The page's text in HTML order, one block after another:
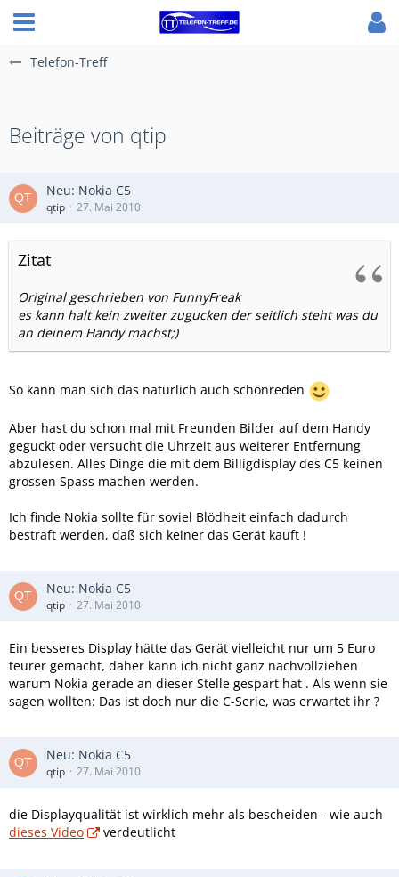
Telefon-Treff
Beiträge von qtip
Neu: Nokia C5
qtip 27. Mai 2010
Zitat
Original geschrieben von FunnyFreak
es kann halt kein zweiter zugucken der seitlich steht was du
an deinem Handy machst;)
So kann man sich das natürlich auch schönreden
Aber hast du schon mal mit Freunden Bilder auf dem Handy
geguckt oder versucht die Uhrzeit aus weiterer Entfernung
abzulesen. Alles Dinge die mit dem Billigdisplay des C5 keinen
grossen Spass machen werden.
Ich finde Nokia sollte für soviel Blödheit einfach dadurch
bestraft werden, daß sich keiner das Gerät kauft !
Neu: Nokia C5
qtip 27. Mai 2010
Ein besseres Display hätte das Gerät vielleicht nur um 5 Euro
teurer gemacht, daher kann ich nicht ganz nachvollziehen
warum Nokia gerade an dieser Stelle gespart hat . Als wenn sie
sagen wollten: Das ist doch nur die C-Serie, was erwartet ihr ?
Neu: Nokia C5
qtip 27. Mai 2010
die Displayqualität ist wirklich mehr als bescheiden - wie auch
dieses Video
verdeutlicht